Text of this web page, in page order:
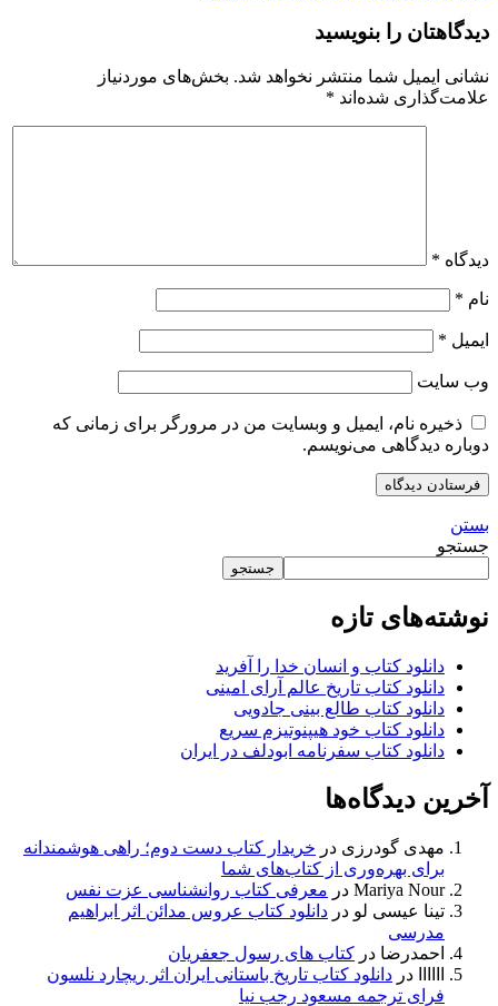
دیدگاهتان را بنویسید
نشانی ایمیل شما منتشر نخواهد شد. بخش‌های موردنیاز
علامت‌گذاری شده‌اند *
دیدگاه *
نام *
ایمیل *
وب‌ سایت
ذخیره نام، ایمیل و وبسایت من در مرورگر برای زمانی که
دوباره دیدگاهی می‌نویسم.
بستن
جستجو
جستجو
نوشته‌های تازه
دانلود کتاب و انسان خدا را آفرید
دانلود کتاب تاریخ عالم آرای امینی
دانلود کتاب طالع بینی جادویی
دانلود کتاب خود هیپنوتیزم سریع
دانلود کتاب سفرنامه ابودلف در ایران
آخرین دیدگاه‌ها
مهدی گودرزی در خریدار کتاب دست دوم؛ راهی هوشمندانه
برای بهره‌وری از کتاب‌های شما
Mariya Nour در معرفی کتاب روانشناسی عزت نفس
تینا عیسی لو در دانلود کتاب عروس مدائن اثر ابراهیم
مدرسی
احمدرضا در کتاب های رسول جعفریان
در دانلود کتاب تاریخ باستانی ایران اثر ریچارد نلسون
فرای ترجمه مسعود رجب نیا